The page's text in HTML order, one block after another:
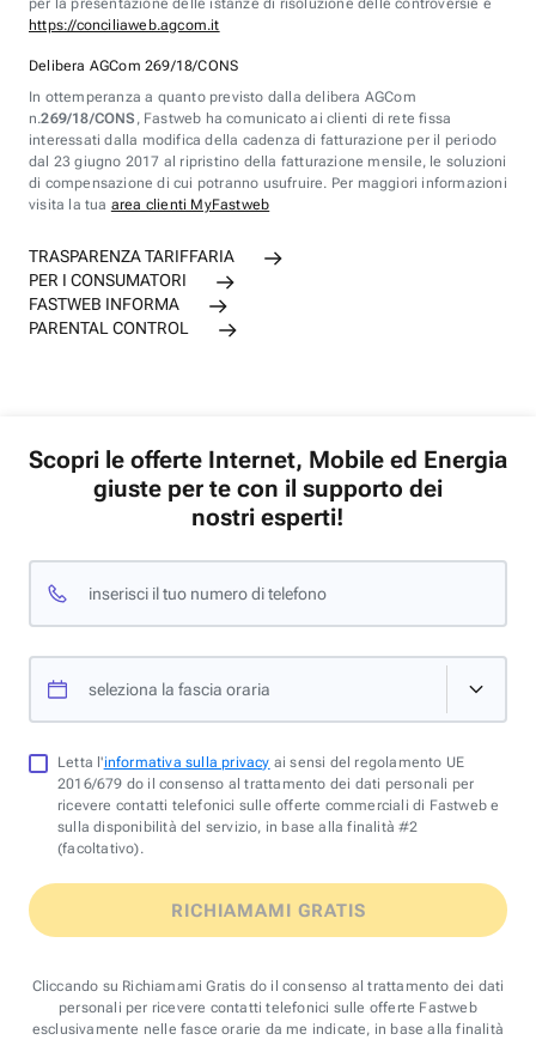
per la presentazione delle istanze di risoluzione delle controversie è
https://conciliaweb.agcom.it
Delibera AGCom 269/18/CONS
In ottemperanza a quanto previsto dalla delibera AGCom
n.269/18/CONS , Fastweb ha comunicato ai clienti di rete fissa
interessati dalla modifica della cadenza di fatturazione per il periodo
dal 23 giugno 2017 al ripristino della fatturazione mensile, le soluzioni
di compensazione di cui potranno usufruire. Per maggiori informazioni
visita la tua area clienti MyFastweb
TRASPARENZA TARIFFARIA
PER I CONSUMATORI
FASTWEB INFORMA
PARENTAL CONTROL
Scopri le offerte Internet, Mobile ed Energia
giuste per te con il supporto dei
nostri esperti!
inserisci il tuo numero di telefono
seleziona la fascia oraria
Letta l'informativa sulla privacy ai sensi del regolamento UE
2016/679 do il consenso al trattamento dei dati personali per
ricevere contatti telefonici sulle offerte commerciali di Fastweb e
sulla disponibilità del servizio, in base alla finalità #2
(facoltativo).
RICHIAMAMI GRATIS
Cliccando su Richiamami Gratis do il consenso al trattamento dei dati
personali per ricevere contatti telefonici sulle offerte Fastweb
esclusivamente nelle fasce orarie da me indicate, in base alla finalità